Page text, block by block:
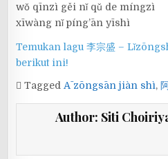
wǒ qīnzì gěi nǐ qǔ de míngzì
xīwàng nǐ píng’ān yīshì
Temukan lagu 李宗盛 –
berikut ini!
Tagged Ā zōngsān jiàn shì,
Author: Siti